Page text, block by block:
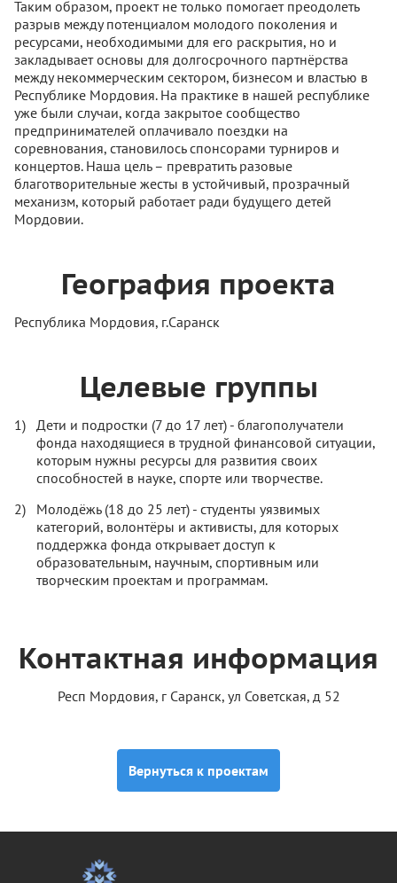
Таким образом, проект не только помогает преодолеть
разрыв между потенциалом молодого поколения и
ресурсами, необходимыми для его раскрытия, но и
закладывает основы для долгосрочного партнёрства
между некоммерческим сектором, бизнесом и властью в
Республике Мордовия. На практике в нашей республике
уже были случаи, когда закрытое сообщество
предпринимателей оплачивало поездки на
соревнования, становилось спонсорами турниров и
концертов. Наша цель – превратить разовые
благотворительные жесты в устойчивый, прозрачный
механизм, который работает ради будущего детей
Мордовии.
География проекта
Республика Мордовия, г.Саранск
Целевые группы
Дети и подростки (7 до 17 лет) - благополучатели
фонда находящиеся в трудной финансовой ситуации,
которым нужны ресурсы для развития своих
способностей в науке, спорте или творчестве.
Молодёжь (18 до 25 лет) - студенты уязвимых
категорий, волонтёры и активисты, для которых
поддержка фонда открывает доступ к
образовательным, научным, спортивным или
творческим проектам и программам.
Контактная информация
Респ Мордовия, г Саранск, ул Советская, д 52
Вернуться к проектам